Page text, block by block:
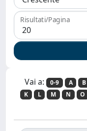
Risultati/Pagina
Vai a: 0-9 A B
K
L M N O